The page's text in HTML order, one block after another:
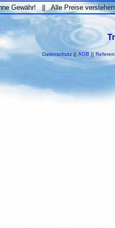
Gewähr! || Alle Preise
Datenschutz||AGB ||